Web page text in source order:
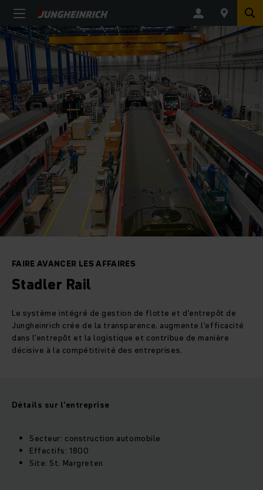
FAIRE AVANCER LES AFFAIRES
Stadler Rail
Le système intégré de gestion de flotte et d'entrepôt de
Jungheinrich crée de la transparence, augmente l'efficacité
dans l'entrepôt et la logistique et contribue de manière
décisive à la compétitivité des entreprises.
Détails sur l'entreprise
Secteur: construction automobile
Effectifs: 1800
Site: St. Margreten